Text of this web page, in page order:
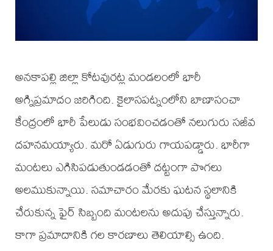
అనకాపల్లి జిల్లా కోటవురట్ల మండలంలో భారీ
అగ్నిప్రమాదం జరిగింది. కైలాసపట్నంలోని బాణాసంచా
కేంద్రంలో భారీ పేలుడు సంభవించడంతో నలుగురు సజీవ
దహనమయ్యారు. మరో ఏడుగురు గాయపడ్డారు. భారీగా
మంటలు ఎగిసిపడుతుండడంతో దట్టంగా పొగలు
అలముకున్నాయి. సమాచారం మేరకు ఘటన స్థలానికి
చేరుకున్న ఫైర్ సిబ్బంది మంటలను అదుపు చేస్తున్నారు.
కాగా ప్రమాదానికి గల కారణాలు తెలియాల్సి ఉంది.